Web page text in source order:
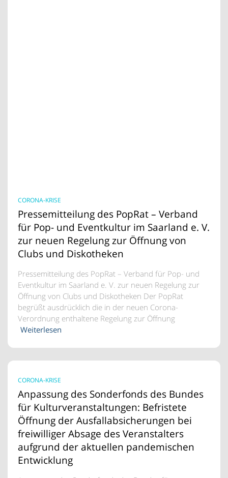
CORONA-KRISE
Pressemitteilung des PopRat – Verband
für Pop- und Eventkultur im Saarland e. V.
zur neuen Regelung zur Öffnung von
Clubs und Diskotheken
Pressemitteilung des PopRat – Verband für Pop- und
Eventkultur im Saarland e. V. zur neuen Regelung zur
Öffnung von Clubs und Diskotheken Der PopRat
begrüßt ausdrücklich die in der neuen Corona-
Verordnung enthaltene Regelung zur Öffnung
Weiterlesen
CORONA-KRISE
Anpassung des Sonderfonds des Bundes
für Kulturveranstaltungen: Befristete
Öffnung der Ausfallabsicherungen bei
freiwilliger Absage des Veranstalters
aufgrund der aktuellen pandemischen
Entwicklung